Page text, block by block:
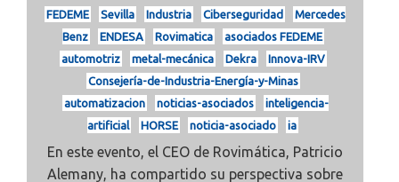
FEDEME Sevilla Industria Ciberseguridad
Mercedes
Benz
ENDESA Rovimatica
asociados FEDEME
automotriz
metal-mecánica Dekra
Innova-IRV
Consejería-de-Industria-Energía-y-Minas
automatizacion
noticias-asociados
inteligencia-
artificial
HORSE noticia-asociado ia
En este evento, el CEO de Rovimática, Patricio
Alemany, ha compartido su perspectiva sobre